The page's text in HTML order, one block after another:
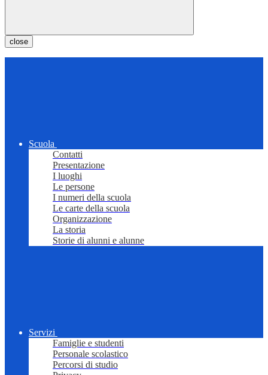
close
Scuola
Contatti
Presentazione
I luoghi
Le persone
I numeri della scuola
Le carte della scuola
Organizzazione
La storia
Storie di alunni e alunne
Servizi
Famiglie e studenti
Personale scolastico
Percorsi di studio